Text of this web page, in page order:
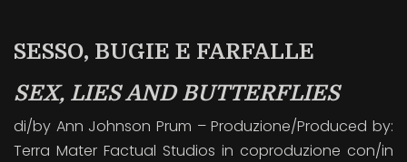
SESSO, BUGIE E FARFALLE
SEX, LIES AND BUTTERFLIES
di/by Ann Johnson Prum – Produzione/Produced by:
Terra Mater Factual Studios in coproduzione con/in